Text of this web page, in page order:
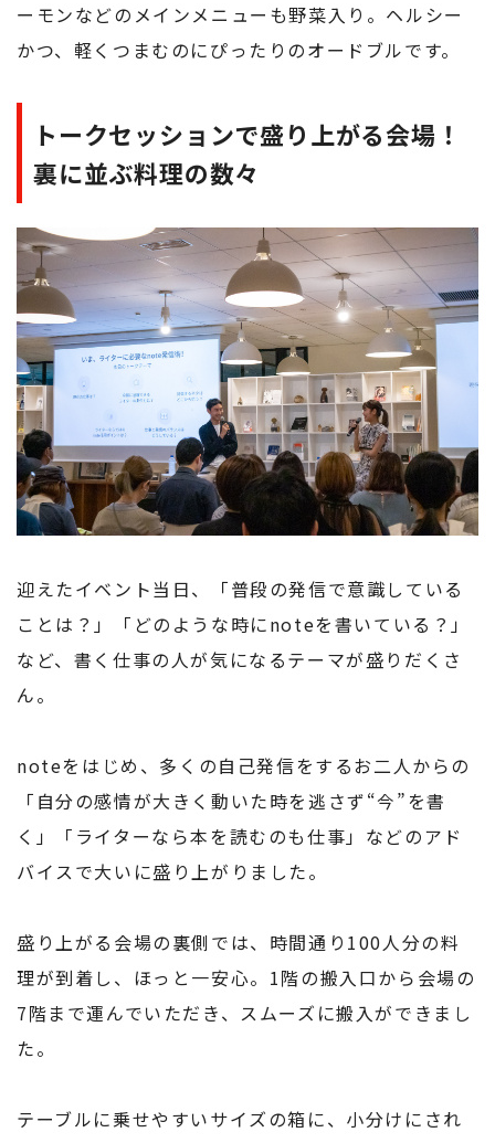
ーモンなどのメインメニューも野菜入り。ヘルシー
かつ、軽くつまむのにぴったりのオードブルです。
トークセッションで盛り上がる会場！
裏に並ぶ料理の数々
迎えたイベント当日、「普段の発信で意識している
ことは？」「どのような時にnoteを書いている？」
など、書く仕事の人が気になるテーマが盛りだくさ
ん。
noteをはじめ、多くの自己発信をするお二人からの
「自分の感情が大きく動いた時を逃さず“今”を書
く」「ライターなら本を読むのも仕事」などのアド
バイスで大いに盛り上がりました。
盛り上がる会場の裏側では、時間通り100人分の料
理が到着し、ほっと一安心。1階の搬入口から会場の
7階まで運んでいただき、スムーズに搬入ができまし
た。
テーブルに乗せやすいサイズの箱に、小分けにされ